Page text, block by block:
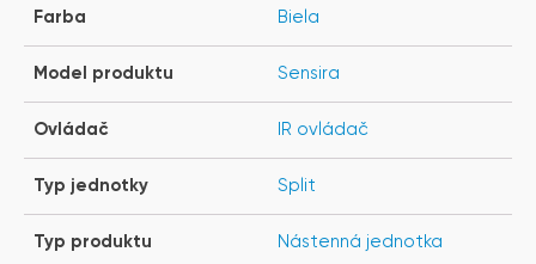
Farba Biela
Model produktu Sensira
Ovládač IR ovládač
Typ jednotky Split
Typ produktu Nástenná jednotka